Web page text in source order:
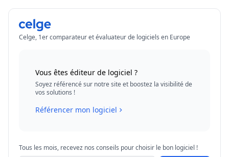
Celge, 1er comparateur et évaluateur de logiciels en Europe
Vous êtes éditeur de logiciel ?
Soyez référencé sur notre site et boostez la visibilité de
vos solutions !
Référencer mon logiciel
Tous les mois, recevez nos conseils pour choisir le bon logiciel !